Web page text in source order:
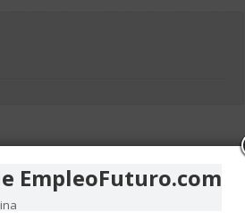
ver más artículos
EmpleoFuturo.com